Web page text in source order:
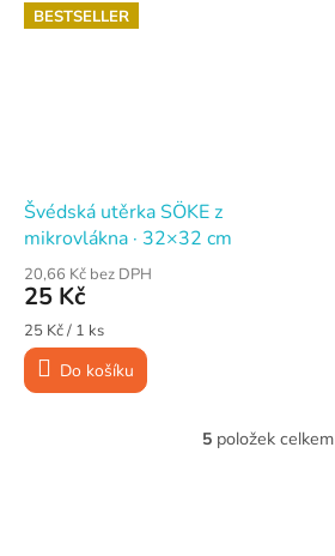
BESTSELLER
Švédská utěrka SÖKE z
mikrovlákna · 32×32 cm
20,66 Kč bez DPH
25 Kč
Měrná
cena:
25 Kč / 1 ks
Do košíku
O
5 položek celkem